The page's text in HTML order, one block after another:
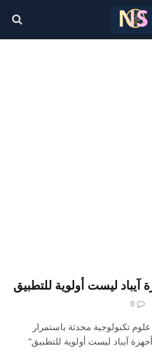
ليست أولوية للتطبيق
0
تكنولوجية محدثة باستمرار
آيباد ليست أولوية للتطبيق”